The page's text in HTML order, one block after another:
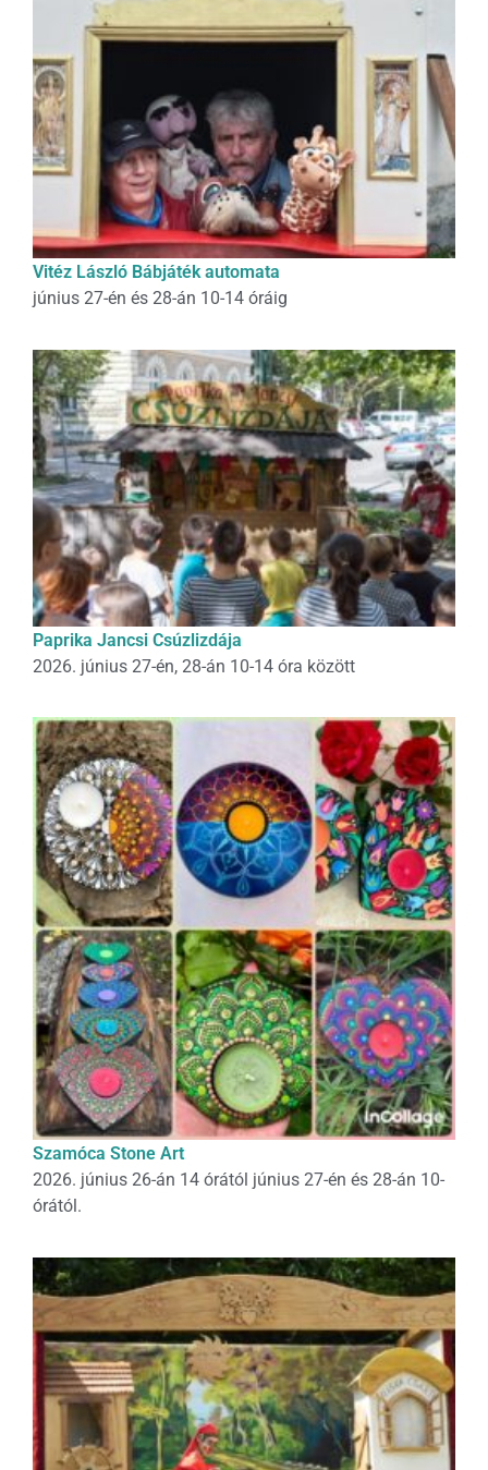
Vitéz László Bábjáték automata
június 27-én és 28-án 10-14 óráig
Paprika Jancsi Csúzlizdája
2026. június 27-én, 28-án 10-14 óra között
Szamóca Stone Art
2026. június 26-án 14 órától június 27-én és 28-án 10-
órától.